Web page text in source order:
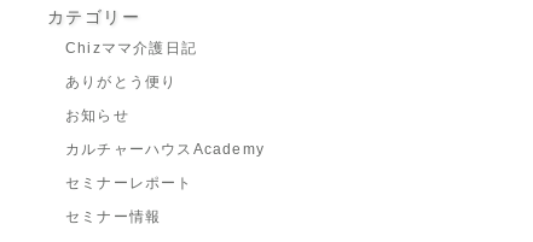
カテゴリー
Chizママ介護日記
ありがとう便り
お知らせ
カルチャーハウスAcademy
セミナーレポート
セミナー情報